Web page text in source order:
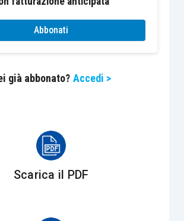
il nostro fisico resterebbe
elementi di nutrimento di cui ha
migliorare si impoverirebbe.
per errore, dei costi strategici.
programma di ginnastica,
praticare con grandissima
personali da svolgere. Ricomincio
Abbonati
già abbonato? Accedi >
Scarica il PDF